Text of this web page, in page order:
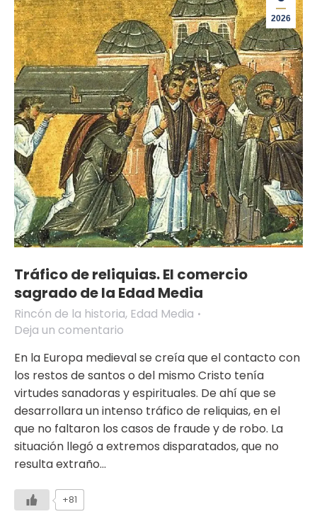
2026
Tráfico de reliquias. El comercio
sagrado de la Edad Media
Rincón de la historia, Edad Media
Deja un comentario
En la Europa medieval se creía que el contacto con
los restos de santos o del mismo Cristo tenía
virtudes sanadoras y espirituales. De ahí que se
desarrollara un intenso tráfico de reliquias, en el
que no faltaron los casos de fraude y de robo. La
situación llegó a extremos disparatados, que no
resulta extraño…
+81